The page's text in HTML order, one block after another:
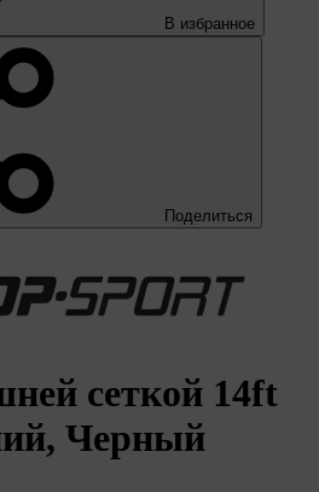
В избранное
Поделиться
сеткой 14ft
Черный